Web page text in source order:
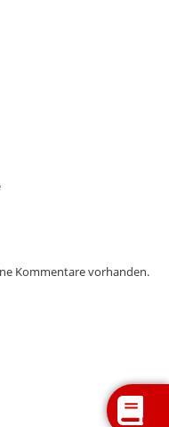
Kommentare vorhanden.